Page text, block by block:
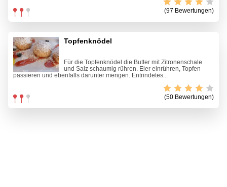
(97 Bewertungen)
Topfenknödel
Für die Topfenknödel die Butter mit Zitronenschale
und Salz schaumig rühren. Eier einrühren, Topfen
passieren und ebenfalls darunter mengen. Entrindetes...
(50 Bewertungen)